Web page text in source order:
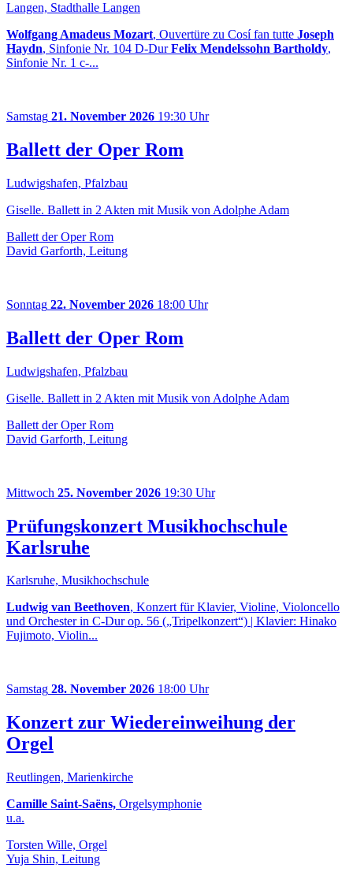
Langen, Stadthalle Langen
Wolfgang Amadeus Mozart, Ouvertüre zu Cosí fan tutte Joseph
Haydn, Sinfonie Nr. 104 D-DurFelix Mendelssohn Bartholdy,
Sinfonie Nr. 1 c-...
Samstag 21. November 2026 19:30 Uhr
Ballett der Oper Rom
Ludwigshafen, Pfalzbau
Giselle. Ballett in 2 Akten mit Musik von Adolphe Adam
Ballett der Oper Rom
David Garforth, Leitung
Sonntag 22. November 2026 18:00 Uhr
Ballett der Oper Rom
Ludwigshafen, Pfalzbau
Giselle. Ballett in 2 Akten mit Musik von Adolphe Adam
Ballett der Oper Rom
David Garforth, Leitung
Mittwoch 25. November 2026 19:30 Uhr
Prüfungskonzert Musikhochschule
Karlsruhe
Karlsruhe, Musikhochschule
Ludwig van Beethoven, Konzert für Klavier, Violine, Violoncello
und Orchester in C-Dur op. 56 („Tripelkonzert“) | Klavier: Hinako
Fujimoto, Violin...
Samstag 28. November 2026 18:00 Uhr
Konzert zur Wiedereinweihung der
Orgel
Reutlingen, Marienkirche
Camille Saint-Saëns, Orgelsymphonie
u.a.
Torsten Wille, Orgel
Yuja Shin, Leitung